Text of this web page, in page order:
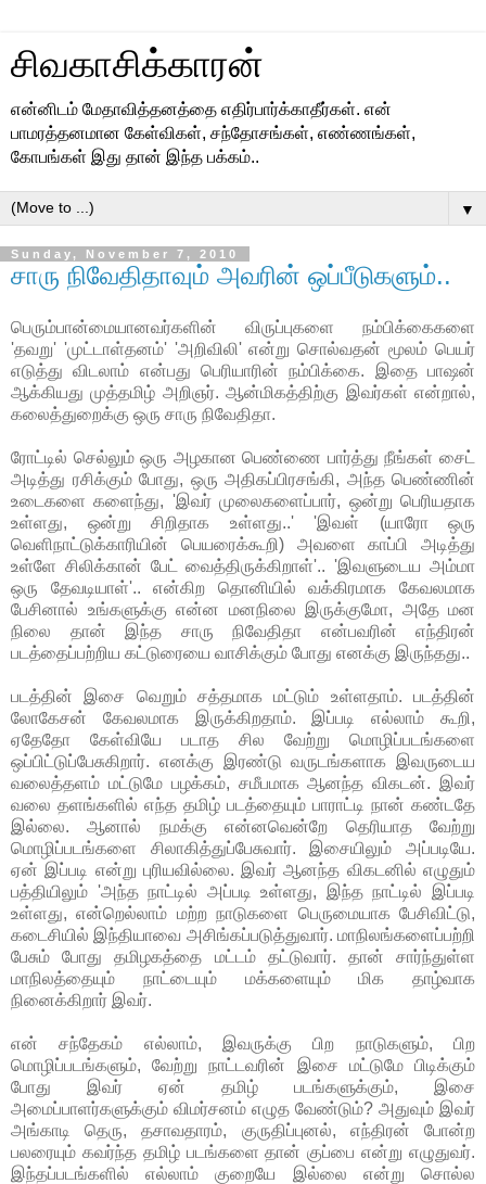
சிவகாசிக்காரன்
என்னிடம் மேதாவித்தனத்தை எதிர்பார்க்காதீர்கள். என்
பாமரத்தனமான கேள்விகள், சந்தோசங்கள், எண்ணங்கள்,
கோபங்கள் இது தான் இந்த பக்கம்..
▼
Sunday, November 7, 2010
சாரு நிவேதிதாவும் அவரின் ஒப்பீடுகளும்..
பெரும்பான்மையானவர்களின் விருப்புகளை நம்பிக்கைகளை
'தவறு' 'முட்டாள்தனம்' 'அறிவிலி' என்று சொல்வதன் மூலம் பெயர்
எடுத்து விடலாம் என்பது பெரியாரின் நம்பிக்கை. இதை பாஷன்
ஆக்கியது முத்தமிழ் அறிஞர். ஆன்மிகத்திற்கு இவர்கள் என்றால்,
கலைத்துறைக்கு ஒரு சாரு நிவேதிதா.
ரோட்டில் செல்லும் ஒரு அழகான பெண்ணை பார்த்து நீங்கள் சைட்
அடித்து ரசிக்கும் போது, ஒரு அதிகப்பிரசங்கி, அந்த பெண்ணின்
உடைகளை களைந்து, 'இவர் முலைகளைப்பார், ஒன்று பெரியதாக
உள்ளது, ஒன்று சிறிதாக உள்ளது..' 'இவள் (யாரோ ஒரு
வெளிநாட்டுக்காரியின் பெயரைக்கூறி) அவளை காப்பி அடித்து
உள்ளே சிலிக்கான் பேட் வைத்திருக்கிறாள்'.. 'இவளுடைய அம்மா
ஒரு தேவடியாள்'.. என்கிற தொனியில் வக்கிரமாக கேவலமாக
பேசினால் உங்களுக்கு என்ன மனநிலை இருக்குமோ, அதே மன
நிலை தான் இந்த சாரு நிவேதிதா என்பவரின் எந்திரன்
படத்தைப்பற்றிய கட்டுரையை வாசிக்கும் போது எனக்கு இருந்தது..
படத்தின் இசை வெறும் சத்தமாக மட்டும் உள்ளதாம். படத்தின்
லோகேசன் கேவலமாக இருக்கிறதாம். இப்படி எல்லாம் கூறி,
ஏதேதோ கேள்வியே படாத சில வேற்று மொழிப்படங்களை
ஒப்பிட்டுப்பேசுகிறார். எனக்கு இரண்டு வருடங்களாக இவருடைய
வலைத்தளம் மட்டுமே பழக்கம், சமீபமாக ஆனந்த விகடன். இவர்
வலை தளங்களில் எந்த தமிழ் படத்தையும் பாராட்டி நான் கண்டதே
இல்லை. ஆனால் நமக்கு என்னவென்றே தெரியாத வேற்று
மொழிப்படங்களை சிலாகித்துப்பேசுவார். இசையிலும் அப்படியே.
ஏன் இப்படி என்று புரியவில்லை. இவர் ஆனந்த விகடனில் எழுதும்
பத்தியிலும் 'அந்த நாட்டில் அப்படி உள்ளது, இந்த நாட்டில் இப்படி
உள்ளது, என்றெல்லாம் மற்ற நாடுகளை பெருமையாக பேசிவிட்டு,
கடைசியில் இந்தியாவை அசிங்கப்படுத்துவார். மாநிலங்களைப்பற்றி
பேசும் போது தமிழகத்தை மட்டம் தட்டுவார். தான் சார்ந்துள்ள
மாநிலத்தையும் நாட்டையும் மக்களையும் மிக தாழ்வாக
நினைக்கிறார் இவர்.
என் சந்தேகம் எல்லாம், இவருக்கு பிற நாடுகளும், பிற
மொழிப்படங்களும், வேற்று நாட்டவரின் இசை மட்டுமே பிடிக்கும்
போது இவர் ஏன் தமிழ் படங்களுக்கும், இசை
அமைப்பாளர்களுக்கும் விமர்சனம் எழுத வேண்டும்? அதுவும் இவர்
அங்காடி தெரு, தசாவதாரம், குருதிப்புனல், எந்திரன் போன்ற
பலரையும் கவர்ந்த தமிழ் படங்களை தான் குப்பை என்று எழுதுவர்.
இந்தப்படங்களில் எல்லாம் குறையே இல்லை என்று சொல்ல